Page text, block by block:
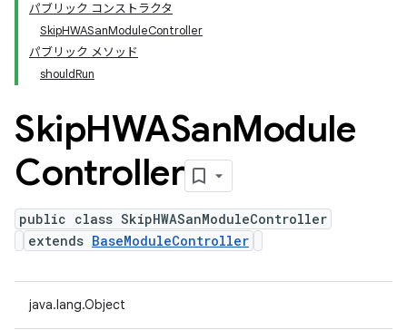
パブリック コンストラクタ
SkipHWASanModuleController
パブリック メソッド
shouldRun
SkipHWASanModule
Controller
public class SkipHWASanModuleController
extends BaseModuleController
java.lang.Object